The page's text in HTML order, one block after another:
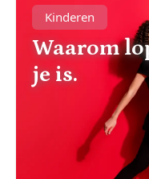
Kinderen
Waarom
je is.